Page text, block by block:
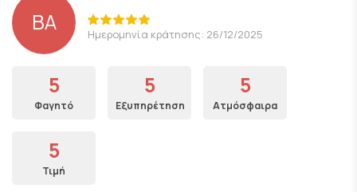
BA Ημερομηνία κράτησης: 26/12/2025
5
Φαγητό
5
Εξυπηρέτηση
5
Ατμόσφαιρα
5
Τιμή